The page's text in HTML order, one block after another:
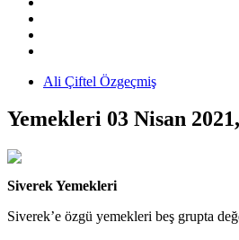
Ali Çiftel Özgeçmiş
Yemekleri 03 Nisan
Siverek Yemekleri
Siverek’e özgü yemekleri beş grupta